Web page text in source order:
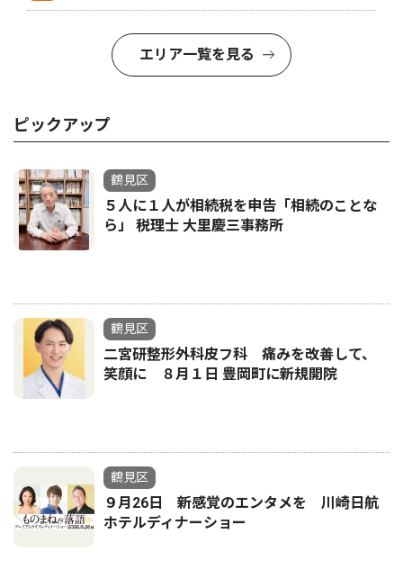
エリア一覧を見る
ピックアップ
鶴見区
５人に１人が相続税を申告「相続のことな
ら」 税理士 大里慶三事務所
鶴見区
二宮研整形外科皮フ科 痛みを改善して、
笑顔に ８月１日 豊岡町に新規開院
鶴見区
９月26日 新感覚のエンタメを 川崎日航
ホテルディナーショー